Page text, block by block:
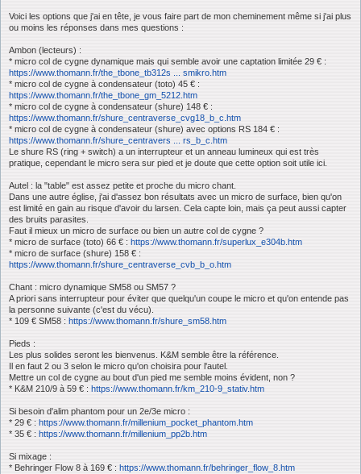
Voici les options que j'ai en tête, je vous faire part de mon cheminement même si j'ai plus
ou moins les réponses dans mes questions :
Ambon (lecteurs) :
* micro col de cygne dynamique mais qui semble avoir une captation limitée 29 € :
https://www.thomann.fr/the_tbone_tb312s ... smikro.htm
* micro col de cygne à condensateur (toto) 45 € :
https://www.thomann.fr/the_tbone_gm_5212.htm
* micro col de cygne à condensateur (shure) 148 € :
https://www.thomann.fr/shure_centraverse_cvg18_b_c.htm
* micro col de cygne à condensateur (shure) avec options RS 184 € :
https://www.thomann.fr/shure_centravers ... rs_b_c.htm
Le shure RS (ring + switch) a un interrupteur et un anneau lumineux qui est très
pratique, cependant le micro sera sur pied et je doute que cette option soit utile ici.
Autel : la "table" est assez petite et proche du micro chant.
Dans une autre église, j'ai d'assez bon résultats avec un micro de surface, bien qu'on
est limité en gain au risque d'avoir du larsen. Cela capte loin, mais ça peut aussi capter
des bruits parasites.
Faut il mieux un micro de surface ou bien un autre col de cygne ?
* micro de surface (toto) 66 € : https://www.thomann.fr/superlux_e304b.htm
* micro de surface (shure) 158 € :
https://www.thomann.fr/shure_centraverse_cvb_b_o.htm
Chant : micro dynamique SM58 ou SM57 ?
A priori sans interrupteur pour éviter que quelqu'un coupe le micro et qu'on entende pas
la personne suivante (c'est du vécu).
* 109 € SM58 : https://www.thomann.fr/shure_sm58.htm
Pieds :
Les plus solides seront les bienvenus. K&M semble être la référence.
Il en faut 2 ou 3 selon le micro qu'on choisira pour l'autel.
Mettre un col de cygne au bout d'un pied me semble moins évident, non ?
* K&M 210/9 à 59 € : https://www.thomann.fr/km_210-9_stativ.htm
Si besoin d'alim phantom pour un 2e/3e micro :
* 29 € : https://www.thomann.fr/millenium_pocket_phantom.htm
* 35 € : https://www.thomann.fr/millenium_pp2b.htm
Si mixage :
* Behringer Flow 8 à 169 € : https://www.thomann.fr/behringer_flow_8.htm